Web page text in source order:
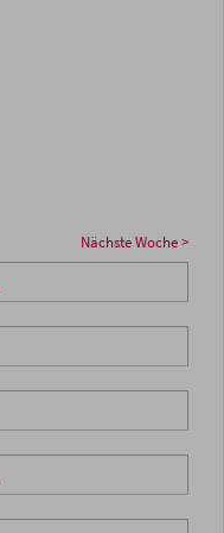
Nächste Woche >